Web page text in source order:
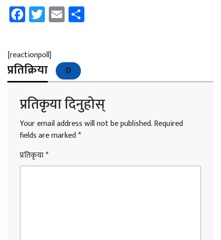
Facebook
Twitter
Email
[reactionpoll]
प्रतिक्रिया 0
प्रतिकृया दिनुहोस्
Your email address will not be published.Required
fields are marked*
प्रतिकृया*